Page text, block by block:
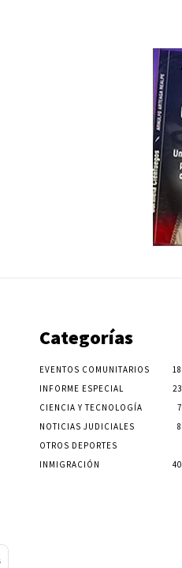
Categorías
EVENTOS COMUNITARIOS
INFORME ESPECIAL
CIENCIA Y TECNOLOGÍA
NOTICIAS JUDICIALES
OTROS DEPORTES
INMIGRACIÓN